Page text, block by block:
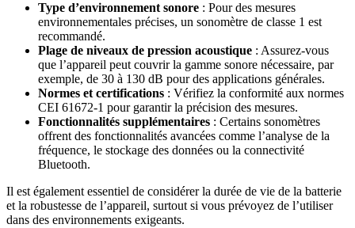
Type d’environnement sonore : Pour des mesures
environnementales précises, un sonomètre de classe 1 est
recommandé.
Plage de niveaux de pression acoustique : Assurez-vous
que l’appareil peut couvrir la gamme sonore nécessaire, par
exemple, de 30 à 130 dB pour des applications générales.
Normes et certifications : Vérifiez la conformité aux normes
CEI 61672-1 pour garantir la précision des mesures.
Fonctionnalités supplémentaires : Certains sonomètres
offrent des fonctionnalités avancées comme l’analyse de la
fréquence, le stockage des données ou la connectivité
Bluetooth.
Il est également essentiel de considérer la durée de vie de la batterie
et la robustesse de l’appareil, surtout si vous prévoyez de l’utiliser
dans des environnements exigeants.